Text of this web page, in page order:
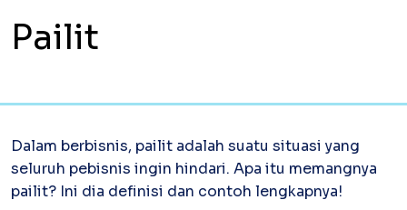
PaperPay In
PaperPay Out
Bayar suplier dengan kartu kredit
Paper XB
Pailit
Dalam berbisnis, pailit adalah suatu situasi yang
seluruh pebisnis ingin hindari. Apa itu memangnya
pailit? Ini dia definisi dan contoh lengkapnya!